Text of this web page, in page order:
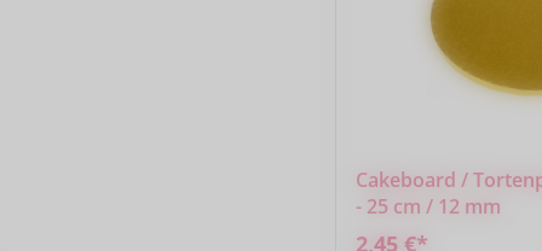
Cakeboard /
- 25 cm / 12 mm
2,45 €*